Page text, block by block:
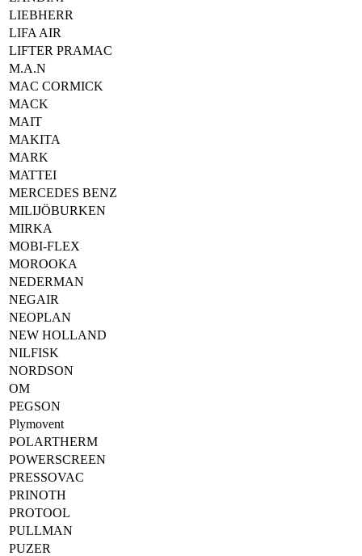
LIEBHERR
LIFA AIR
LIFTER PRAMAC
M.A.N
MAC CORMICK
MACK
MAIT
MAKITA
MARK
MATTEI
MERCEDES BENZ
MILIJÖBURKEN
MIRKA
MOBI-FLEX
MOROOKA
NEDERMAN
NEGAIR
NEOPLAN
NEW HOLLAND
NILFISK
NORDSON
OM
PEGSON
Plymovent
POLARTHERM
POWERSCREEN
PRESSOVAC
PRINOTH
PROTOOL
PULLMAN
PUZER